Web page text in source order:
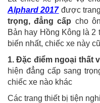
Alphard 2017được
trọng, đẳng cấp cho
Bản hay Hồng Kông là 2
biến nhất, chiếc xe này
1. Đặc điểm ngoại thất
hiện đẳng cấp sang
chiếc xe nào khác
Các trang thiết bị tiện